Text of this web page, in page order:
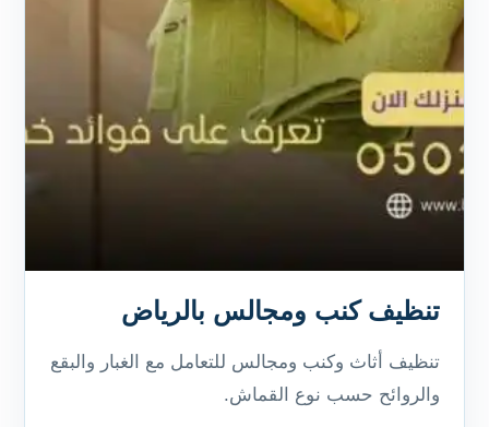
تنظيف كنب ومجالس بالرياض
تنظيف أثاث وكنب ومجالس للتعامل مع الغبار والبقع
والروائح حسب نوع القماش.